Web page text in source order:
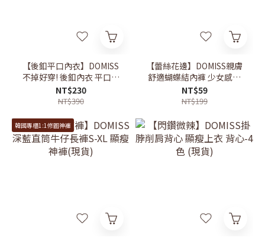
【後釦平口內衣】DOMISS
不掉好穿! 後釦內衣 平口背
心(現貨)
NT$230
NT$390
【蕾絲花邊】DOMISS親膚
舒適蝴蝶結內褲 少女感低
腰內褲(現+預)
NT$59
NT$199
韓國專櫃1:1修圖神褲